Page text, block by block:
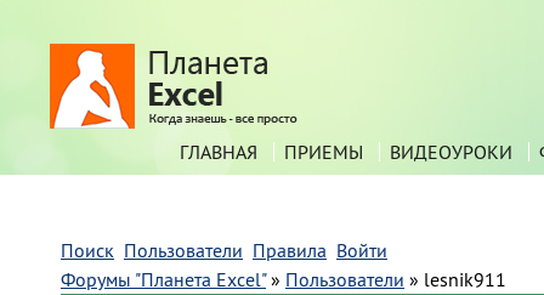
ГЛАВНАЯ ПРИЕМЫ ВИДЕОУРОКИ
Поиск Пользователи Правила Войти
Форумы "Планета Excel" » Пользователи » lesnik911